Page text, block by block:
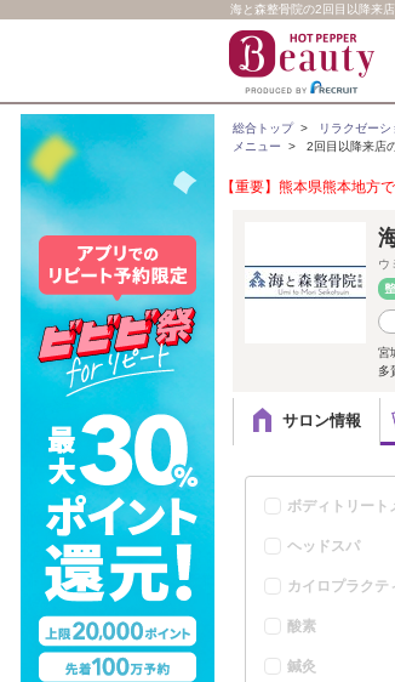
海と森整骨院の2回目以降来
総合トップ> リラクゼー
メニュー > 2回目以降来店
【重要】熊本県熊本地方
ウ
宮
多
サロン情報
ボディトリート
ヘッドスパ
カイロプラクテ
酸素
鍼灸